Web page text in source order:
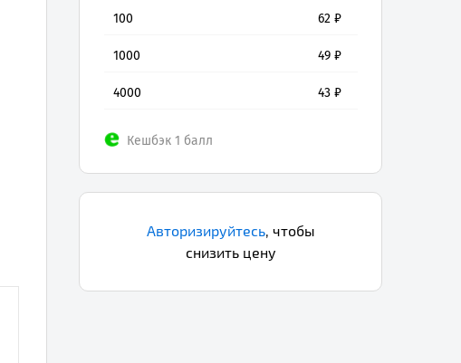
100 62 ₽
1000 49 ₽
4000 43 ₽
Кешбэк 1 балл
Авторизируйтесь, чтобы
снизить цену